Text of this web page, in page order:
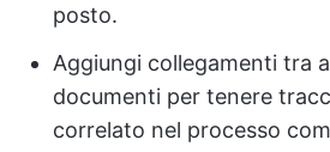
posto.
Aggiungi collegamenti tra
documenti per tenere
correlato nel processo